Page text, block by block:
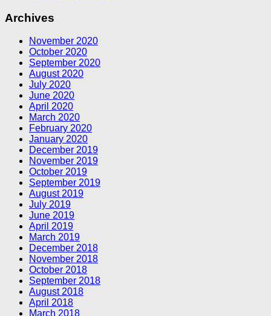
Archives
November 2020
October 2020
September 2020
August 2020
July 2020
June 2020
April 2020
March 2020
February 2020
January 2020
December 2019
November 2019
October 2019
September 2019
August 2019
July 2019
June 2019
April 2019
March 2019
December 2018
November 2018
October 2018
September 2018
August 2018
April 2018
March 2018